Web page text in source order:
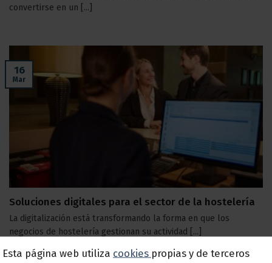
convertirse en un [...]
Soluciones digitales para el sector de la hostelería
La digitalización está transformando la forma en que los
negocios de hostelería gestionan su actividad [...]
16
Mar
Esta página web utiliza cookies propias y de terceros